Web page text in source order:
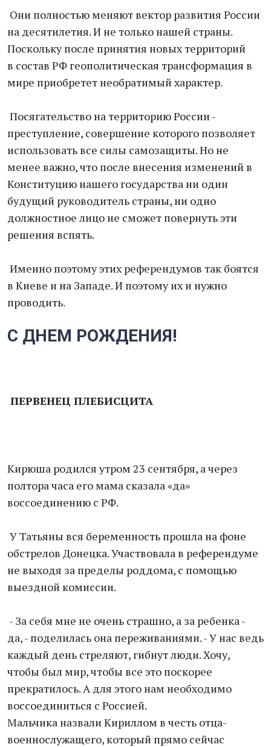
Они полностью меняют вектор развития России
на десятилетия. И не только нашей страны.
Поскольку после принятия новых территорий
в состав РФ геополитическая трансформация в
мире приобретет необратимый характер.
Посягательство на территорию России -
преступление, совершение которого позволяет
использовать все силы самозащиты. Но не
менее важно, что после внесения изменений в
Конституцию нашего государства ни один
будущий руководитель страны, ни одно
должностное лицо не сможет повернуть эти
решения вспять.
Именно поэтому этих референдумов так боятся
в Киеве и на Западе. И поэтому их и нужно
проводить.
С ДНЕМ РОЖДЕНИЯ!
ПЕРВЕНЕЦ ПЛЕБИСЦИТА
Кирюша родился утром 23 сентября, а через
полтора часа его мама сказала «да»
воссоединению с РФ.
У Татьяны вся беременность прошла на фоне
обстрелов Донецка. Участвовала в референдуме
не выходя за пределы роддома, с помощью
выездной комиссии.
- За себя мне не очень страшно, а за ребенка -
да, - поделилась она переживаниями. - У нас ведь
каждый день стреляют, гибнут люди. Хочу,
чтобы был мир, чтобы все это поскорее
прекратилось. А для этого нам необходимо
воссоединиться с Россией.
Мальчика назвали Кириллом в честь отца-
военнослужащего, который прямо сейчас